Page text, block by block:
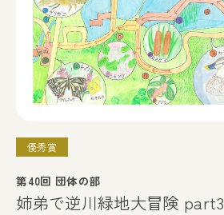
優秀賞
第40回 団体の部
姉弟で逆川緑地大冒険 part3